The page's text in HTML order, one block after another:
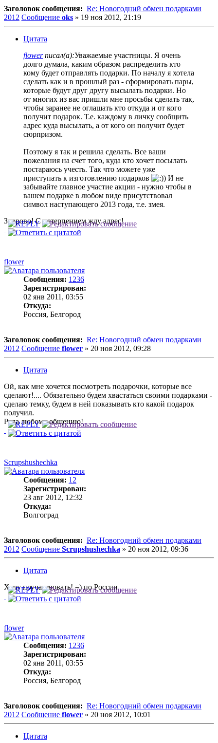
Заголовок сообщения: Re: Новогодний обмен подарками
2012 Сообщение oks » 19 ноя 2012, 21:19
Цитата
flowerписал(а):Уважаемые участницы. Я очень
долго думала, каким образом распределить кто
кому будет отправлять подарки. По началу я хотела
сделать как и в прошлый раз - сформировать пары,
которые будут друг другу высылать подарки. Но
от многих из вас пришли мне просьбы сделать так,
чтобы заранее не оглашать кто откуда и от кого
получит подарок. Т.е. каждому в личку сообщить
адрес куда высылать, а от кого он получит будет
сюрпризом.
Поэтому я так и решила сделать. Все ваши
пожелания на счет того, куда кто хочет посылать
постараюсь учесть. Так что можете уже
приступать к изготовлению подарков
) И не
забывайте главное участие акции - нужно чтобы в
вашем подарке в любом виде присутствовал
символ наступающего 2013 года, т.е. змея.
Здорово! С нетерпением жду адрес!
flower
Сообщения: 1236
Зарегистрирован:
02 янв 2011, 03:55
Откуда:
Россия, Белгород
Заголовок сообщения: Re: Новогодний обмен подарками
2012 Сообщение flower » 20 ноя 2012, 09:28
Цитата
Ой, как мне хочется посмотреть подарочки, которые все
сделают!.... Обязательно будем хвастаться своими подарками -
сделаю темку, будем в ней показывать кто какой подарок
получил.
Рада любому общению!
Scrupshushechka
Сообщения: 12
Зарегистрирован:
23 авг 2012, 12:32
Откуда:
Волгоград
Заголовок сообщения: Re: Новогодний обмен подарками
2012 Сообщение Scrupshushechka » 20 ноя 2012, 09:36
Цитата
Хочу поучаствовать! =) по России
flower
Сообщения: 1236
Зарегистрирован:
02 янв 2011, 03:55
Откуда:
Россия, Белгород
Заголовок сообщения: Re: Новогодний обмен подарками
2012 Сообщение flower » 20 ноя 2012, 10:01
Цитата